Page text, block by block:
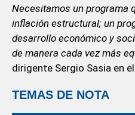
Necesitamos un programa
inflación estructural; un
desarrollo económico y
de manera cada vez más
dirigente Sergio Sasia en
TEMAS DE NOTA